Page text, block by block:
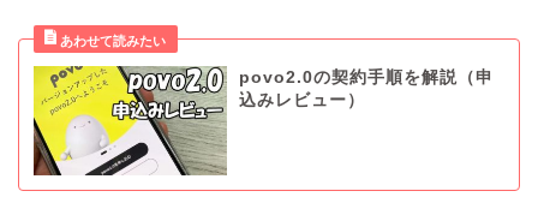
povo2.0の契約手順を解説（申
込みレビュー）